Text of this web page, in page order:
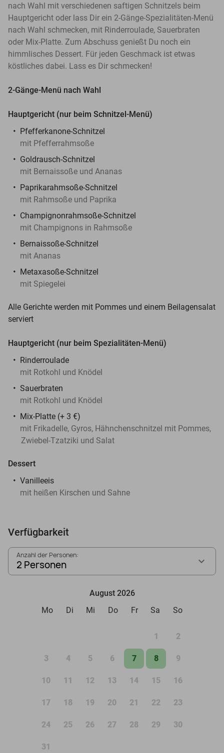
nach Wahl mit verschiedenen saftigen Schnitzels beim
Hauptgericht oder lass Dir ein 2-Gänge-Spezialitäten-Menü
nach Wahl schmecken, mit Rinderroulade, Sauerbraten
oder Mix-Platte. Zum Abschuss genießt Du noch ein
himmlisches Dessert. Für jeden Geschmack ist etwas
köstliches dabei. Lass es Dir schmecken!
2-Gänge-Menü nach Wahl
Hauptgericht (nur beim Schnitzel-Menü)
Pfefferkanone-Schnitzel
mit Pfefferrahmsoße
Goldrausch-Schnitzel
mit Bernaissoße und Ananas
Paprikarahmsoße-Schnitzel
mit Rahmsoße und Paprika
Champignonrahmsoße-Schnitzel
mit Champignons in Rahmsoße
Bernaissoße-Schnitzel
mit Ananas
Metaxasoße-Schnitzel
mit Spiegelei
Alle Gerichte werden mit Pommes und einem Beilagensalat
serviert
Hauptgericht (nur beim Spezialitäten-Menü)
Rinderroulade
mit Rotkohl und Knödel
Sauerbraten
mit Rotkohl und Knödel
Mix-Platte (+ 3 €)
mit Frikadelle, Gyros, Hähnchenschnitzel mit Pommes,
Zwiebel-Tzatziki und Salat
Dessert
Vanilleeis
mit heißen Kirschen und Sahne
Verfügbarkeit
Anzahl der Personen:
2 Personen
August 2026
Mo
Di Mi Do Fr Sa So
1 2
3 4 5 6 7 8 9
10 11 12 13 14 15 16
17 18 19 20 21 22 23
24 25 26 27 28 29 30
31